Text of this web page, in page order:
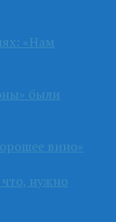
«Нам
были
вино»
нужно